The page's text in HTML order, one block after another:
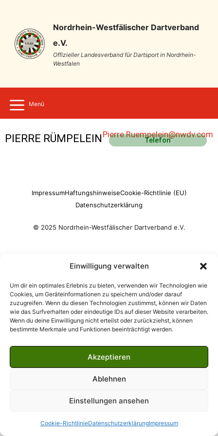
Einwilligung verwalten
Um dir ein optimales Erlebnis zu bieten, verwenden wir Technologien wie
Cookies, um Geräteinformationen zu speichern und/oder darauf
zuzugreifen. Wenn du diesen Technologien zustimmst, können wir Daten
wie das Surfverhalten oder eindeutige IDs auf dieser Website verarbeiten.
Wenn du deine Einwilligung nicht erteilst oder zurückziehst, können
bestimmte Merkmale und Funktionen beeinträchtigt werden.
Akzeptieren
Ablehnen
Einstellungen ansehen
Cookie-RichtlinieDatenschutzerklärungImpressum
Nordrhein-Westfälischer Dartverband
e.V.
Offizieller Landesverband für Dartsport in Nordrhein-
Westfalen
Menü
PIERRE RÜMPELEIN Pierre.Ruempelein@nwdv.com
Telefon
ImpressumHaftungshinweiseCookie-Richtlinie (EU)
Datenschutzerklärung